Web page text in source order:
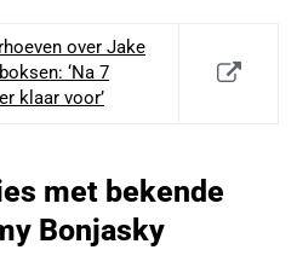
over Jake
‘Na 7
klaar voor’
met bekende
Bonjasky